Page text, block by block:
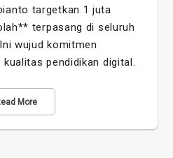
targetkan 1 juta
terpasang di seluruh
wujud komitmen
pendidikan digital.
More